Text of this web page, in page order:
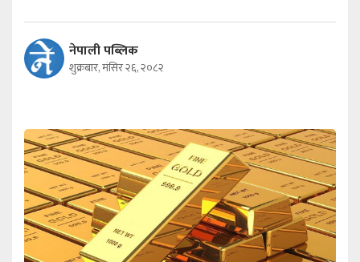
नेपाली पब्लिक
शुक्रबार, मंसिर २६, २०८२